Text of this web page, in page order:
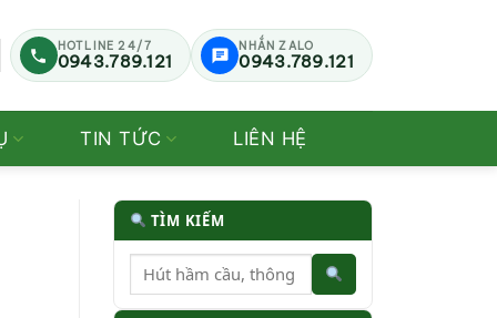
HOTLINE 24/7
0943.789.121
NHẮN ZALO
0943.789.121
TIN TỨC LIÊN HỆ
TÌM KIẾM